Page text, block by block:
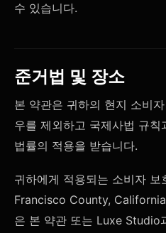
수 있습니다.
준거법 및 장소
본 약관은 귀하의 현지 소비
우를 제외하고 국제사법 규
법률의 적용을 받습니다.
귀하에게 적용되는 소비자 보
Francisco County,
은 본 약관 또는 Luxe Studio